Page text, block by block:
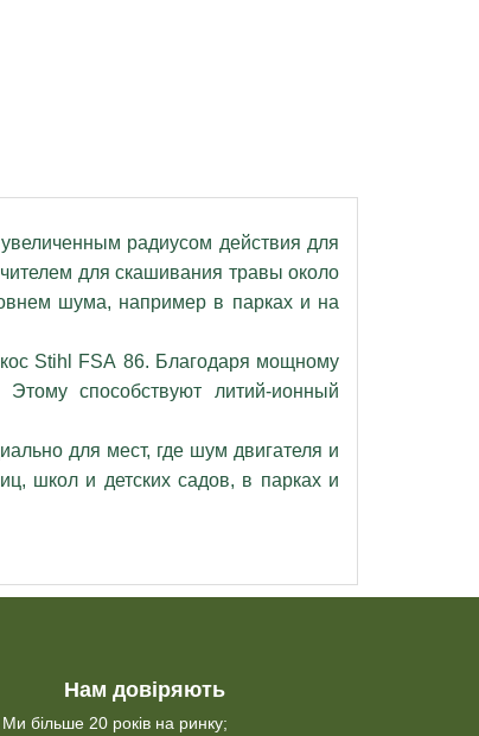
радиусом действия для
для скашивания травы около
шума, например в парках и на
Stihl FSА 86. Благодаря мощному
способствуют литий-ионный
для мест, где шум двигателя и
школ и детских садов, в парках и
Нам довіряють
Ми більше 20 років на ринку;